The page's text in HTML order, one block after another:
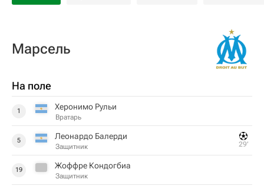
Марсель
На поле
1 Херонимо Рульи
Вратарь
5 Леонардо Балерди
Защитник 29‎’‎
19 Жоффре Кондогбиа
Защитник